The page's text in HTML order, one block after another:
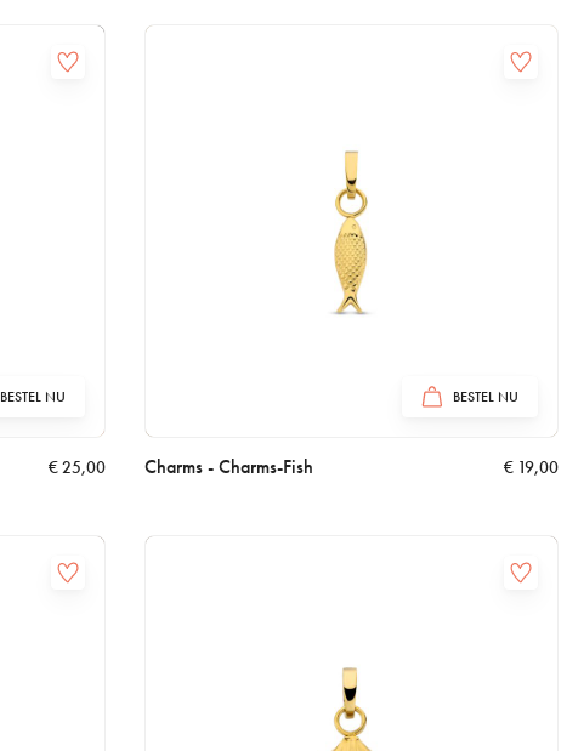
BESTEL NU
€25,00
BESTEL NU
Charms - Charms-Fish € 19,00